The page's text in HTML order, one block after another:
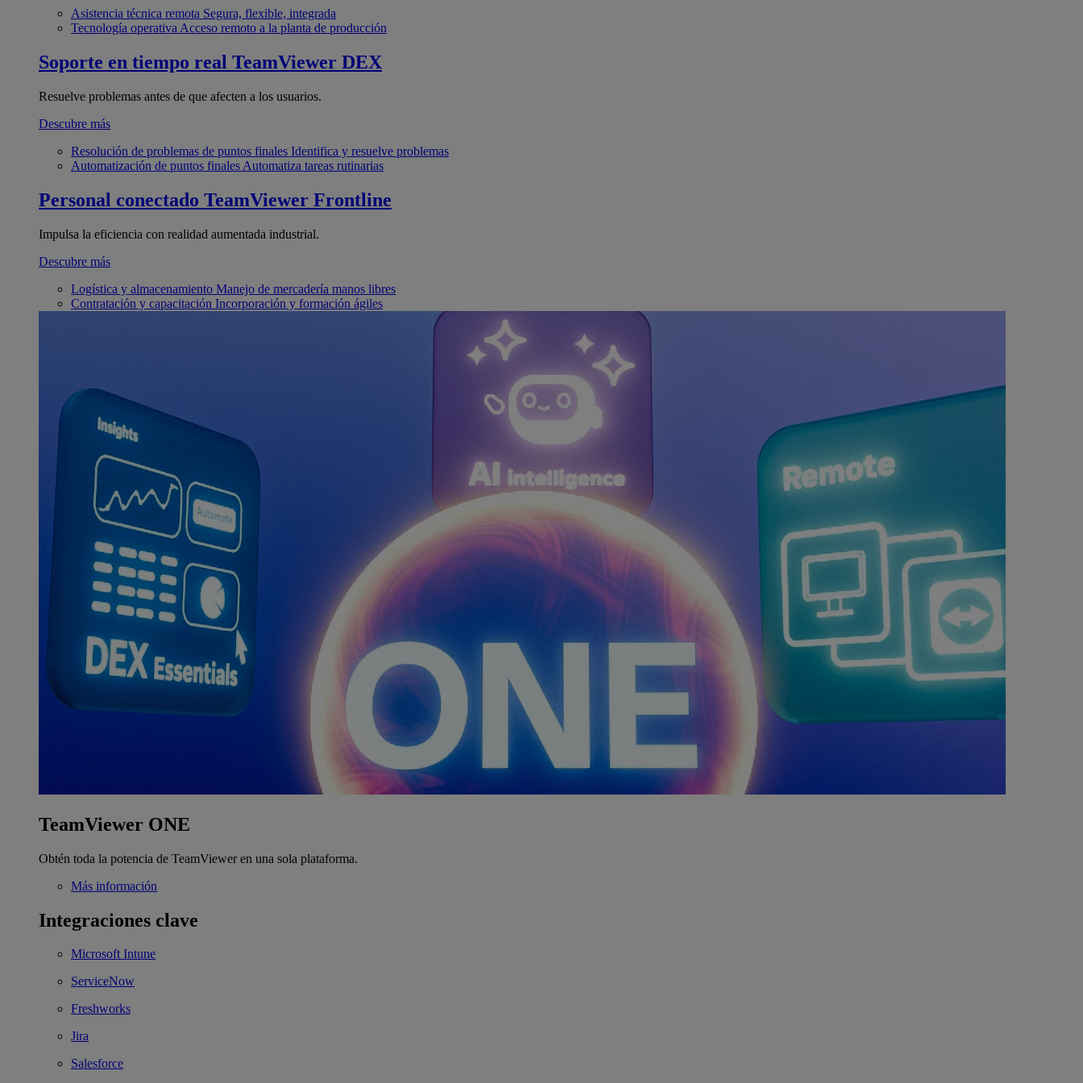
Asistencia técnica remota Segura, flexible, integrada
Tecnología operativa Acceso remoto a la planta de producción
Soporte en tiempo real TeamViewer DEX
Resuelve problemas antes de que afecten a los usuarios.
Descubre más
Resolución de problemas de puntos finales Identifica y resuelve problemas
Automatización de puntos finales Automatiza tareas rutinarias
Personal conectado TeamViewer Frontline
Impulsa la eficiencia con realidad aumentada industrial.
Descubre más
Logística y almacenamiento Manejo de mercadería manos libres
Contratación y capacitación Incorporación y formación ágiles
TeamViewer ONE
Obtén toda la potencia de TeamViewer en una sola plataforma.
Más información
Integraciones clave
Microsoft Intune
ServiceNow
Freshworks
Jira
Salesforce